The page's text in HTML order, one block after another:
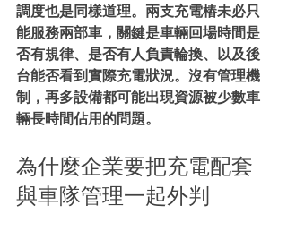
調度也是同樣道理。兩支充電樁未必只
能服務兩部車，關鍵是車輛回場時間是
否有規律、是否有人負責輪換、以及後
台能否看到實際充電狀況。沒有管理機
制，再多設備都可能出現資源被少數車
輛長時間佔用的問題。
為什麼企業要把充電配套
與車隊管理一起外判